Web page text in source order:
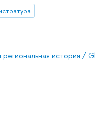
история /